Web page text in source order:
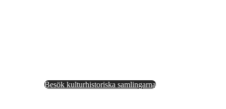
Besök kulturhistoriska samlingarna